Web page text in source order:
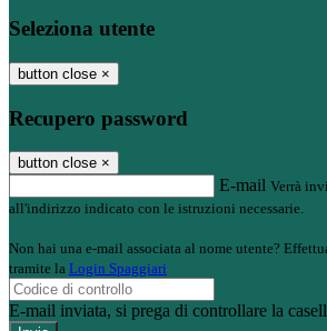
Seleziona utente
button close ×
Recupero password
button close ×
E-mail Verrà
all'indirizzo indicato con le istruzioni necessarie.
Non hai una e-mail associata al nome utente?
tramite la Login Spaggiari
E-mail inviata, si prega di controllare la